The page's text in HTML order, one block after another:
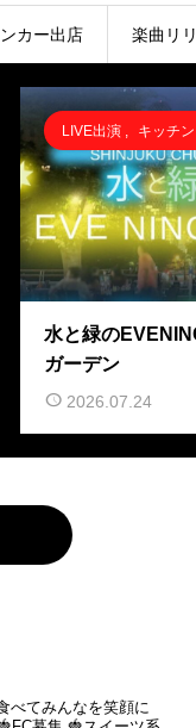
カー出店 楽曲リ
LIVE出演 キッチ
水と緑の
ガーデン
2026.07.24
べてみんなを笑顔に